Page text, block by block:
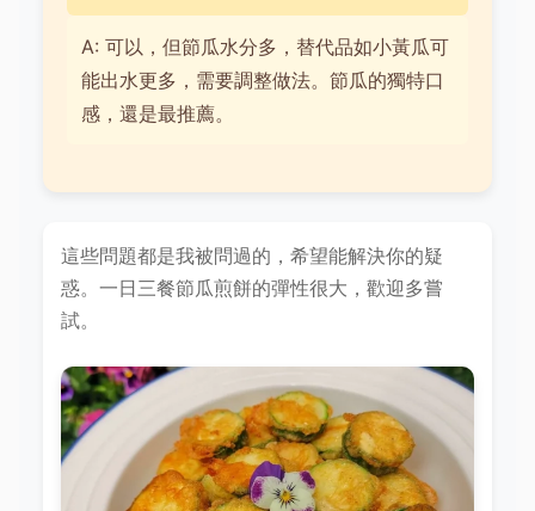
A: 可以，但節瓜水分多，替代品如小黃瓜可
能出水更多，需要調整做法。節瓜的獨特口
感，還是最推薦。
這些問題都是我被問過的，希望能解決你的疑
惑。一日三餐節瓜煎餅的彈性很大，歡迎多嘗
試。